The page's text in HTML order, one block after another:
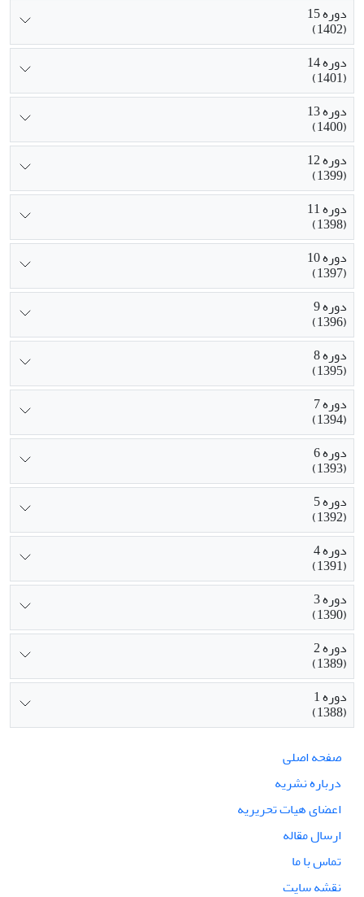
دوره 15
(1402)
دوره 14
(1401)
دوره 13
(1400)
دوره 12
(1399)
دوره 11
(1398)
دوره 10
(1397)
دوره 9
(1396)
دوره 8
(1395)
دوره 7
(1394)
دوره 6
(1393)
دوره 5
(1392)
دوره 4
(1391)
دوره 3
(1390)
دوره 2
(1389)
دوره 1
(1388)
صفحه اصلی
درباره نشریه
اعضای هیات تحریریه
ارسال مقاله
تماس با ما
نقشه سایت